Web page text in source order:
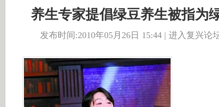
养生专家提倡绿豆养生被指为
发布时间:2010年05月26日 15:44 | 进入复兴论